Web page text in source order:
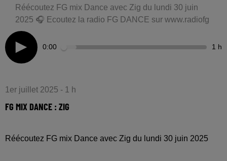
Réécoutez FG mix Dance avec Zig du lundi 30 juin
2025 🎧 Ecoutez la radio FG DANCE sur www.radiofg
0:00 1 h
1er juillet 2025 - 1 h
FG MIX DANCE : ZIG
Réécoutez FG mix Dance avec Zig du lundi 30 juin 2025